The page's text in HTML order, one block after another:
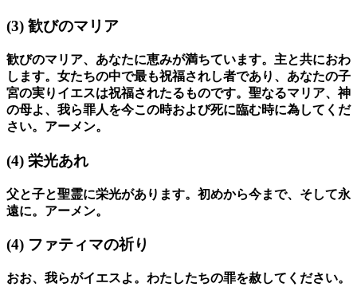
(3) 歓びのマリア
歓びのマリア、あなたに恵みが満ちています。主と共におわ
します。女たちの中で最も祝福されし者であり、あなたの子
宮の実りイエスは祝福されたるものです。聖なるマリア、神
の母よ、我ら罪人を今この時および死に臨む時に為してくだ
さい。アーメン。
(4) 栄光あれ
父と子と聖霊に栄光があります。初めから今まで、そして永
遠に。アーメン。
(4) ファティマの祈り
おお、我らがイエスよ。わたしたちの罪を赦してください。